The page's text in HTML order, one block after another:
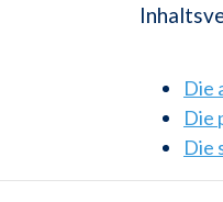
Die
Die
Die